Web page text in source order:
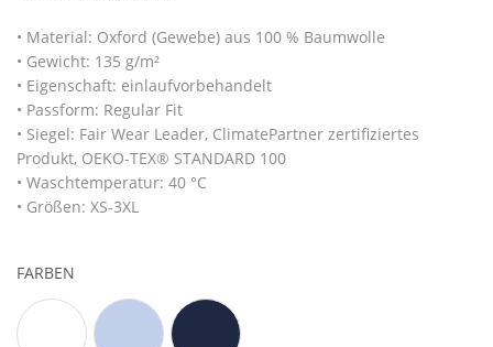
• Material: Oxford (Gewebe) aus 100 % Baumwolle
• Gewicht: 135 g/m²
• Eigenschaft: einlaufvorbehandelt
• Passform: Regular Fit
• Siegel: Fair Wear Leader, ClimatePartner zertifiziertes
Produkt, OEKO-TEX® STANDARD 100
• Waschtemperatur: 40 °C
• Größen: XS-3XL
FARBEN